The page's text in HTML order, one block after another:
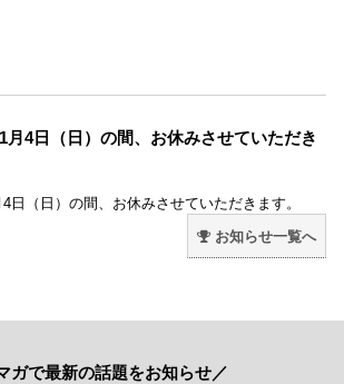
月4日（日）の間、お休みさせていただき
日（日）の間、お休みさせていただきます。
お知らせ一覧へ
ガで最新の話題をお知らせ／